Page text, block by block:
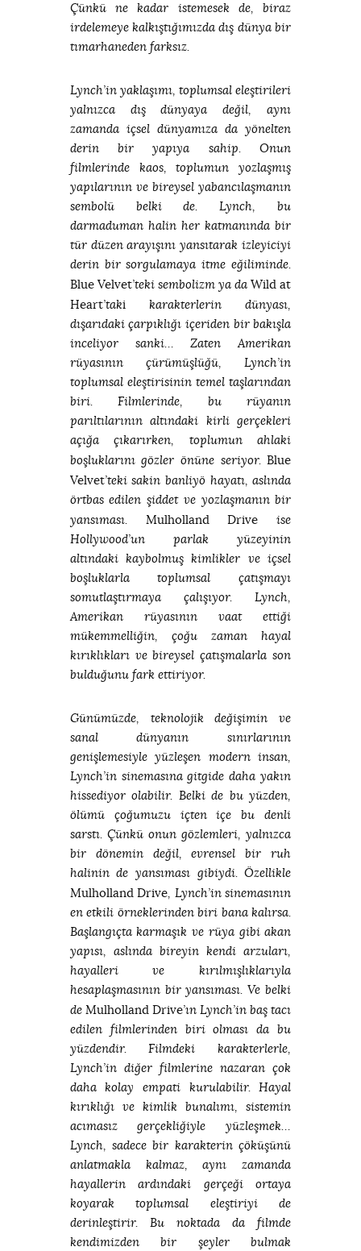
Çünkü ne kadar istemesek de, biraz
irdelemeye kalkıştığımızda dış dünya bir
tımarhaneden farksız.
Lynch’in yaklaşımı, toplumsal eleştirileri
yalnızca dış dünyaya değil, aynı
zamanda içsel dünyamıza da yönelten
derin bir yapıya sahip. Onun
filmlerinde kaos, toplumun yozlaşmış
yapılarının ve bireysel yabancılaşmanın
sembolü belki de. Lynch, bu
darmaduman halin her katmanında bir
tür düzen arayışını yansıtarak izleyiciyi
derin bir sorgulamaya itme eğiliminde.
Blue Velvet’teki sembolizm ya daWild at
Heart’takikarakterlerin dünyası,
dışarıdaki çarpıklığı içeriden bir bakışla
inceliyor sanki… Zaten Amerikan
rüyasının çürümüşlüğü, Lynch’in
toplumsal eleştirisinin temel taşlarından
biri. Filmlerinde, bu rüyanın
parıltılarının altındaki kirli gerçekleri
açığa çıkarırken, toplumun ahlaki
boşluklarını gözler önüne seriyor.Blue
Velvet’teki sakin banliyö hayatı, aslında
örtbas edilen şiddet ve yozlaşmanın bir
yansıması. Mulholland Drive ise
Hollywood’un parlak yüzeyinin
altındaki kaybolmuş kimlikler ve içsel
boşluklarla toplumsal çatışmayı
somutlaştırmaya çalışıyor. Lynch,
Amerikan rüyasının vaat ettiği
mükemmelliğin, çoğu zaman hayal
kırıklıkları ve bireysel çatışmalarla son
bulduğunu fark ettiriyor.
Günümüzde, teknolojik değişimin ve
sanal dünyanın sınırlarının
genişlemesiyle yüzleşen modern insan,
Lynch’in sinemasına gitgide daha yakın
hissediyor olabilir. Belki de bu yüzden,
ölümü çoğumuzu içten içe bu denli
sarstı. Çünkü onun gözlemleri, yalnızca
bir dönemin değil, evrensel bir ruh
halinin de yansıması gibiydi. Özellikle
Mulholland Drive, Lynch’in sinemasının
en etkili örneklerinden biri bana kalırsa.
Başlangıçta karmaşık ve rüya gibi akan
yapısı, aslında bireyin kendi arzuları,
hayalleri ve kırılmışlıklarıyla
hesaplaşmasının bir yansıması. Ve belki
de Mulholland Drive’ın Lynch’in baş tacı
edilen filmlerinden biri olması da bu
yüzdendir. Filmdeki karakterlerle,
Lynch’in diğer filmlerine nazaran çok
daha kolay empati kurulabilir. Hayal
kırıklığı ve kimlik bunalımı, sistemin
acımasız gerçekliğiyle yüzleşmek…
Lynch, sadece bir karakterin çöküşünü
anlatmakla kalmaz, aynı zamanda
hayallerin ardındaki gerçeği ortaya
koyarak toplumsal eleştiriyi de
derinleştirir. Bu noktada da filmde
kendimizden bir şeyler bulmak